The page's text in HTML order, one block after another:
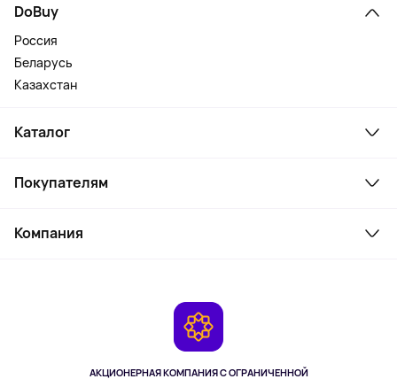
АКЦИОНЕРНАЯ КОМПАНИЯ С ОГРАНИЧЕННОЙ
DoBuy
Россия
Беларусь
Казахстан
Каталог
Ноутбуки, мониторы, VR
Косметика и уход
Покупателям
Как заказать
Компания